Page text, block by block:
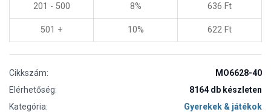
201 - 500 8% 636 Ft
501 + 10% 622 Ft
Cikkszám:
MO6628-40
Elérhetőség:
8164 db készleten
Kategória:
Gyerekek & játékok